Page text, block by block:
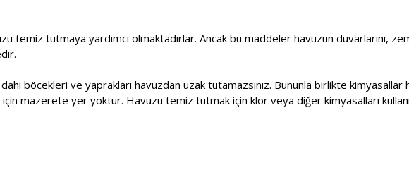
temiz tutmaya yardımcı olmaktadırlar. Ancak bu maddeler havuzun duvarlarını,
böcekleri ve yaprakları havuzdan uzak tutamazsınız. Bununla birlikte kimyasallar
mazerete yer yoktur. Havuzu temiz tutmak için klor veya diğer kimyasalları